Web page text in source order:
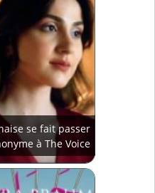
se fait passer
à The Voice